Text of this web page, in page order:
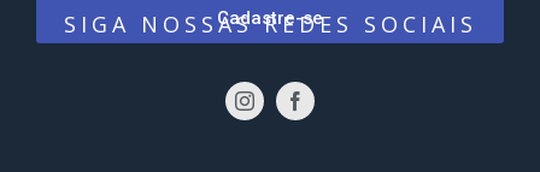
Cadastre-se
SIGA NOSSAS REDES SOCIAIS